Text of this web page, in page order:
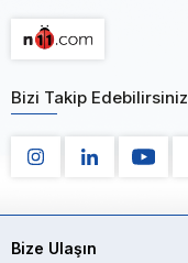
Bizi Takip Edebilirsiniz
Bize Ulaşın